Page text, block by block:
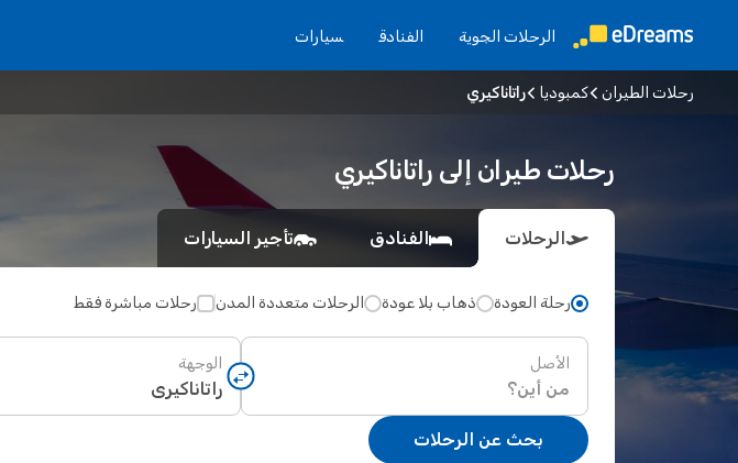
الرحلات الجوية الفنادق سيارات
رحلات الطيران كمبوديا راتاناكيري
رحلات طيران إلى راتاناكيري
الرحلات الفنادق تأجير السيارات
رحلة العودة ذهاب بلا عودة الرحلات متعددة المدن رحلات مباشرة فقط
الأصل الوجهة
بحث عن الرحلات